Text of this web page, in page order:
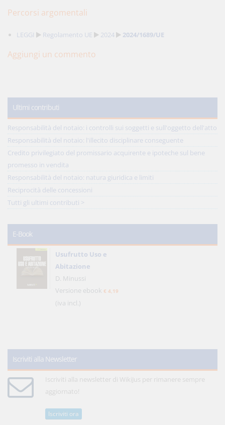
Percorsi argomentali
LEGGI Regolamento UE 2024 2024/1689/UE
Aggiungi un commento
Ultimi contributi
Responsabilità del notaio: i controlli sui soggetti e sull'oggetto dell'atto
Responsabilità del notaio: l'illecito disciplinare conseguente
Credito privilegiato del promissario acquirente e ipoteche sul bene
promesso in vendita
Responsabilità del notaio: natura giuridica e limiti
Reciprocità delle concessioni
Tutti gli ultimi contributi >
E-Book
Usufrutto Uso e
Abitazione
D. Minussi
Versione ebook € 4,19
(iva incl.)
Iscriviti alla Newsletter
Iscriviti alla newsletter di WikiJus per rimanere sempre
aggiornato!
Iscriviti ora